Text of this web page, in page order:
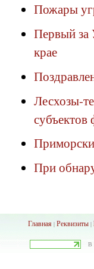
Пожары
Первый за
крае
Лесхозы-
субъектов
При
Главная| Реквизиты|
В